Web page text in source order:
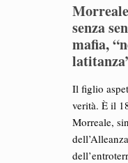
senza
mafia,
Il figlio
verità. È il
Morreale,